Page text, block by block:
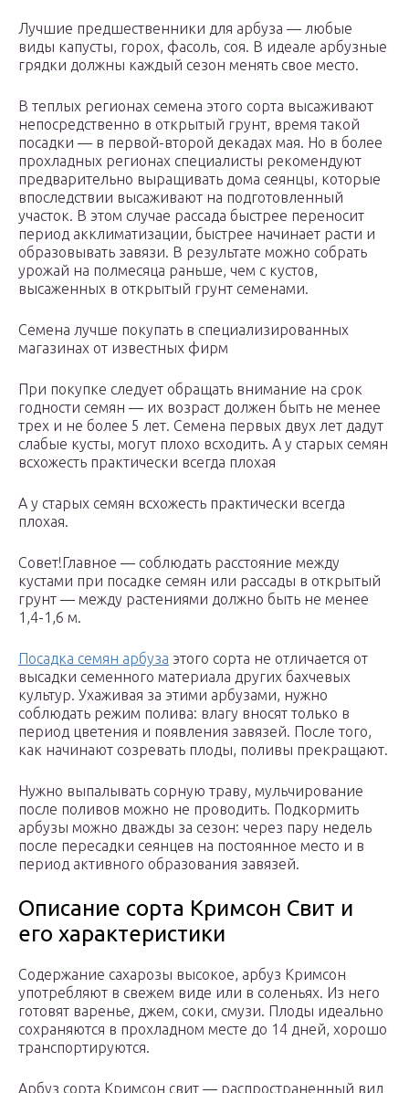
Лучшие предшественники для арбуза — любые
виды капусты, горох, фасоль, соя. В идеале арбузные
грядки должны каждый сезон менять свое место.
В теплых регионах семена этого сорта высаживают
непосредственно в открытый грунт, время такой
посадки — в первой-второй декадах мая. Но в более
прохладных регионах специалисты рекомендуют
предварительно выращивать дома сеянцы, которые
впоследствии высаживают на подготовленный
участок. В этом случае рассада быстрее переносит
период акклиматизации, быстрее начинает расти и
образовывать завязи. В результате можно собрать
урожай на полмесяца раньше, чем с кустов,
высаженных в открытый грунт семенами.
Семена лучше покупать в специализированных
магазинах от известных фирм
При покупке следует обращать внимание на срок
годности семян — их возраст должен быть не менее
трех и не более 5 лет. Семена первых двух лет дадут
слабые кусты, могут плохо всходить. А у старых семян
всхожесть практически всегда плохая
А у старых семян всхожесть практически всегда
плохая.
Совет!Главное — соблюдать расстояние между
кустами при посадке семян или рассады в открытый
грунт — между растениями должно быть не менее
1,4-1,6 м.
Посадка семян арбуза этого сорта не отличается от
высадки семенного материала других бахчевых
культур. Ухаживая за этими арбузами, нужно
соблюдать режим полива: влагу вносят только в
период цветения и появления завязей. После того,
как начинают созревать плоды, поливы прекращают.
Нужно выпалывать сорную траву, мульчирование
после поливов можно не проводить. Подкормить
арбузы можно дважды за сезон: через пару недель
после пересадки сеянцев на постоянное место и в
период активного образования завязей.
Описание сорта Кримсон Свит и
его характеристики
Содержание сахарозы высокое, арбуз Кримсон
употребляют в свежем виде или в соленьях. Из него
готовят варенье, джем, соки, смузи. Плоды идеально
сохраняются в прохладном месте до 14 дней, хорошо
транспортируются.
Арбуз сорта Кримсон свит — распространенный вид